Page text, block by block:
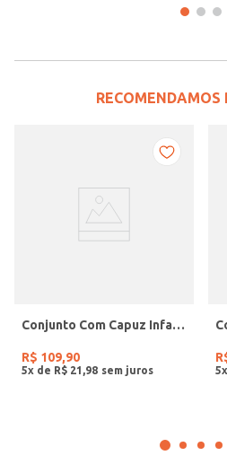
RECOMENDAMOS
Conjunto Com Capuz Infantil Para Menino - CHUMBO
R$ 109,90
5x de R$ 21 98 5